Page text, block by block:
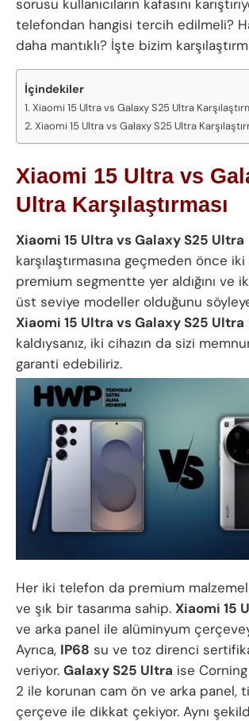
sorusu kullanıcıların kafasını
telefondan hangisi tercih edilmeli?
daha mantıklı? İşte bizim
İçindekiler
Xiaomi 15 Ultra vs Galaxy S25 Ultra
Xiaomi 15 Ultra vs Galaxy S25 Ultra
Xiaomi 15 Ultra vs
Ultra Karşılaştırması
Xiaomi 15 Ultra vs Galaxy S25 Ultra
karşılaştırmasına geçmeden önce iki
premium segmentte yer aldığını ve
üst seviye modeller olduğunu
Xiaomi 15 Ultra vs Galaxy S25 Ultra
kaldıysanız, iki cihazın da sizi
garanti edebiliriz.
Her iki telefon da premium
ve şık bir tasarıma sahip. Xiaomi 15
ve arka panel ile alüminyum
Ayrıca, IP68 su ve toz direnci
veriyor. Galaxy S25 Ultra ise
2 ile korunan cam ön ve arka panel,
çerçeve ile dikkat çekiyor. Aynı